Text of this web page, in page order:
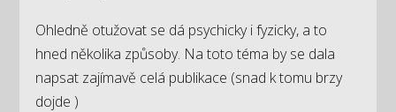
Ohledně otužovat se dá psychicky i fyzicky, a to
hned několika způsoby. Na toto téma by se dala
napsat zajímavě celá publikace (snad k tomu brzy
dojde )